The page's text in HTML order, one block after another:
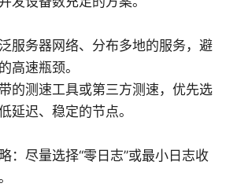
服务器网络、分布多地的服务，避
高速瓶颈。
的测速工具或第三方测速，优先选
延迟、稳定的节点。
：尽量选择“零日志”或最小日志收